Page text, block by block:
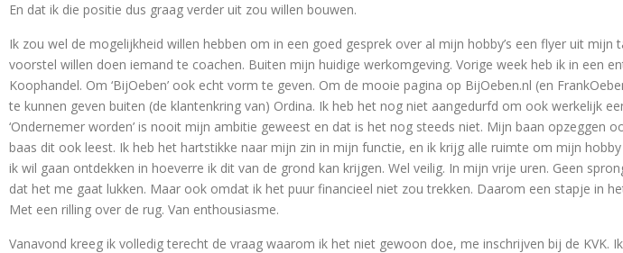
En dat ik die positie dus graag verder uit zou willen bouwen.
Ik zou wel de mogelijkheid willen hebben om in een goed gesprek over al mijn hobby’s een flyer uit
voorstel willen doen iemand te coachen. Buiten mijn huidige werkomgeving. Vorige week heb ik in een
Koophandel. Om ‘BijOeben’ ook echt vorm te geven. Om de mooie pagina op BijOeben.nl (en
te kunnen geven buiten (de klantenkring van) Ordina. Ik heb het nog niet aangedurfd om ook werkelijk
‘Ondernemer worden’ is nooit mijn ambitie geweest en dat is het nog steeds niet. Mijn baan opzeggen
baas dit ook leest. Ik heb het hartstikke naar mijn zin in mijn functie, en ik krijg alle ruimte om mijn
ik wil gaan ontdekken in hoeverre ik dit van de grond kan krijgen. Wel veilig. In mijn vrije uren. Geen
dat het me gaat lukken. Maar ook omdat ik het puur financieel niet zou trekken. Daarom een stapje in
Met een rilling over de rug. Van enthousiasme.
Vanavond kreeg ik volledig terecht de vraag waarom ik het niet gewoon doe, me inschrijven bij de KVK.